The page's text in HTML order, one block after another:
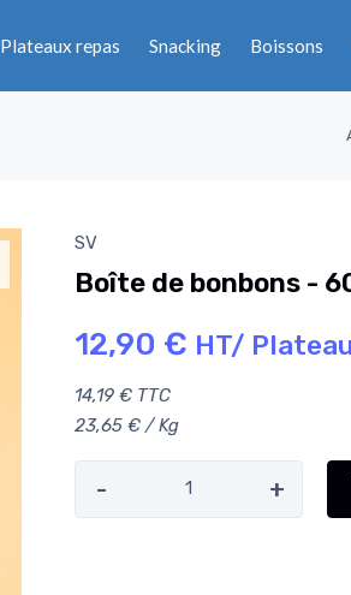
Plateaux repas Snacking Boissons
SV
Boîte de bonbons -
12,90 € HT/ Plateau
14,19 € TTC
23,65 € / Kg
- +